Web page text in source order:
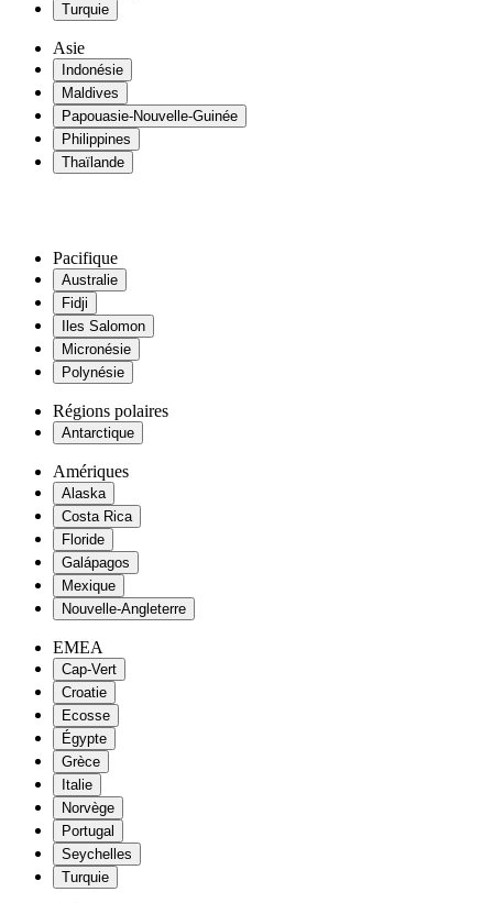
Turquie
Asie
Indonésie
Maldives
Papouasie-Nouvelle-Guinée
Philippines
Thaïlande
Pacifique
Australie
Fidji
Iles Salomon
Micronésie
Polynésie
Régions polaires
Antarctique
Amériques
Alaska
Costa Rica
Floride
Galápagos
Mexique
Nouvelle-Angleterre
EMEA
Cap-Vert
Croatie
Ecosse
Égypte
Grèce
Italie
Norvège
Portugal
Seychelles
Turquie